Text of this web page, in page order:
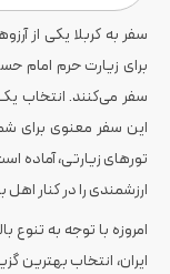
سفر به کربلا یکی از
برای زیارت حرم
سفر می‌کنند. انتخاب یک
این سفر معنوی برای
تورهای زیارتی، آماده
ارزشمندی را در کنار اهل
امروزه با توجه به تنوع
ایران، انتخاب بهترین